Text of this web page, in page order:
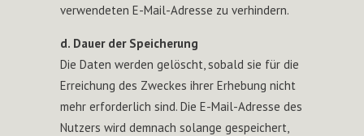
verwendeten E-Mail-Adresse zu verhindern.
d. Dauer der Speicherung
Die Daten werden gelöscht, sobald sie für die
Erreichung des Zweckes ihrer Erhebung nicht
mehr erforderlich sind. Die E-Mail-Adresse des
Nutzers wird demnach solange gespeichert,